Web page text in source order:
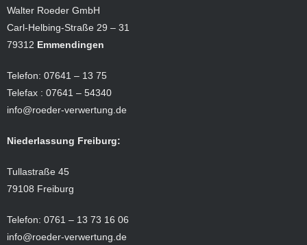
Walter Roeder GmbH
Carl-Helbing-Straße 29 – 31
79312 Emmendingen
Telefon: 07641 – 13 75
Telefax : 07641 – 54340
info@roeder-verwertung.de
Niederlassung Freiburg:
Tullastraße 45
79108 Freiburg
Telefon: 0761 – 13 73 16 06
info@roeder-verwertung.de